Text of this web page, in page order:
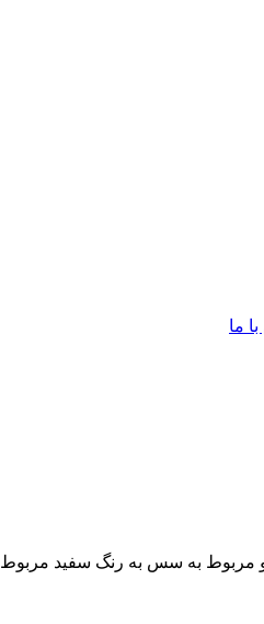
ما
مربوط به سس به رنگ سفید